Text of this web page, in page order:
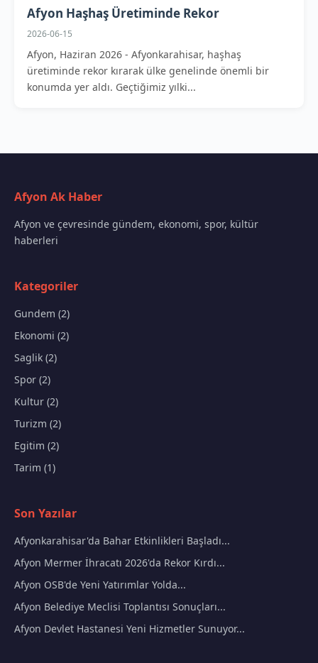
Afyon Haşhaş Üretiminde Rekor
2026-06-15
Afyon, Haziran 2026 - Afyonkarahisar, haşhaş
üretiminde rekor kırarak ülke genelinde önemli bir
konumda yer aldı. Geçtiğimiz yılki...
Afyon Ak Haber
Afyon ve çevresinde gündem, ekonomi, spor, kültür
haberleri
Kategoriler
Gundem (2)
Ekonomi (2)
Saglik (2)
Spor (2)
Kultur (2)
Turizm (2)
Egitim (2)
Tarim (1)
Son Yazılar
Afyonkarahisar'da Bahar Etkinlikleri Başladı...
Afyon Mermer İhracatı 2026'da Rekor Kırdı...
Afyon OSB'de Yeni Yatırımlar Yolda...
Afyon Belediye Meclisi Toplantısı Sonuçları...
Afyon Devlet Hastanesi Yeni Hizmetler Sunuyor...